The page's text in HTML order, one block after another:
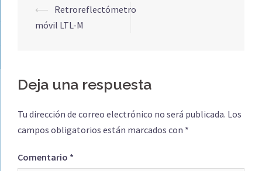
Navegación
de
⟵ Retroreflectómetro
móvil LTL-M
Deja una respuesta
Tu dirección de correo electrónico no será publicada. Los
campos obligatorios están marcados con *
Comentario *